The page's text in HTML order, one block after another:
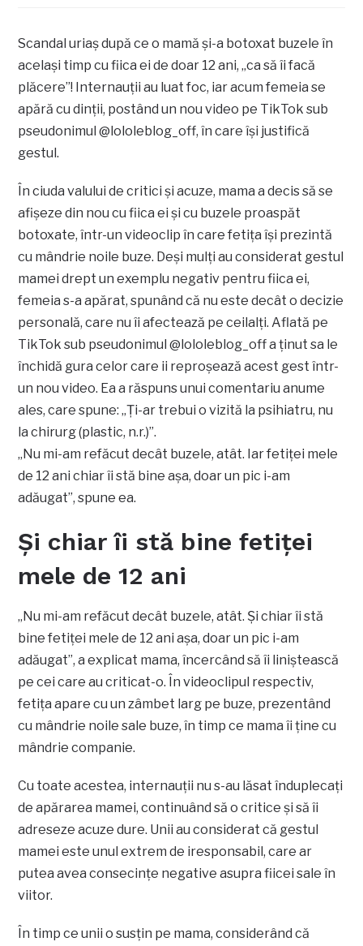
Scandal uriaș după ce o mamă și-a botoxat buzele în
același timp cu fiica ei de doar 12 ani, „ca să îi facă
plăcere”! Internauții au luat foc, iar acum femeia se
apără cu dinții, postând un nou video pe TikTok sub
pseudonimul @lololeblog_off, în care își justifică
gestul.
În ciuda valului de critici și acuze, mama a decis să se
afișeze din nou cu fiica ei și cu buzele proaspăt
botoxate, într-un videoclip în care fetița își prezintă
cu mândrie noile buze. Deși mulți au considerat gestul
mamei drept un exemplu negativ pentru fiica ei,
femeia s-a apărat, spunând că nu este decât o decizie
personală, care nu îi afectează pe ceilalți. Aflată pe
TikTok sub pseudonimul @lololeblog_off a ținut sa le
închidă gura celor care ii reproșează acest gest într-
un nou video. Ea a răspuns unui comentariu anume
ales, care spune: „Ți-ar trebui o vizită la psihiatru, nu
la chirurg (plastic, n.r.)”.
„Nu mi-am refăcut decât buzele, atât. Iar fetiței mele
de 12 ani chiar îi stă bine așa, doar un pic i-am
adăugat”, spune ea.
Și chiar îi stă bine fetiței
mele de 12 ani
„Nu mi-am refăcut decât buzele, atât. Și chiar îi stă
bine fetiței mele de 12 ani așa, doar un pic i-am
adăugat”, a explicat mama, încercând să îi liniștească
pe cei care au criticat-o. În videoclipul respectiv,
fetița apare cu un zâmbet larg pe buze, prezentând
cu mândrie noile sale buze, în timp ce mama îi ține cu
mândrie companie.
Cu toate acestea, internauții nu s-au lăsat înduplecați
de apărarea mamei, continuând să o critice și să îi
adreseze acuze dure. Unii au considerat că gestul
mamei este unul extrem de iresponsabil, care ar
putea avea consecințe negative asupra fiicei sale în
viitor.
În timp ce unii o susțin pe mama, considerând că